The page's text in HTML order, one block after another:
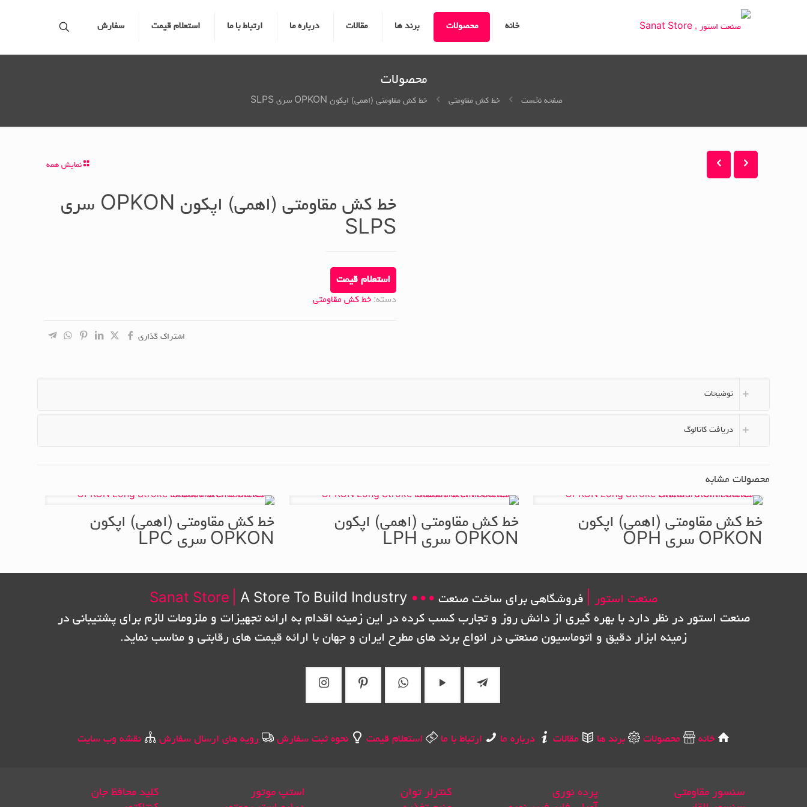
خانه محصولات برند ها مقالات درباره ما ارتباط با ما استعلام قیمت سفارش
محصولات
صفحه نخست خط کش مقاومتی خط کش مقاومتی (اهمی) اپکون OPKON سری SLPS
نمایش همه
خط کش مقاومتی (اهمی) اپکون OPKON سری
SLPS
استعلام قیمت
دسته: خط کش مقاومتی
اشتراک گذاری
توضیحات
دریافت کاتالوگ
محصولات مشابه
خط کش مقاومتی (اهمی) اپکون
OPKON سری OPH
خط کش مقاومتی (اهمی) اپکون
OPKON سری LPH
خط کش مقاومتی (اهمی) اپکون
OPKON سری LPC
صنعت استور | فروشگاهی برای ساخت صنعت •••
Sanat Store
A Store To Build Industry
صنعت استور در نظر دارد با بهره گیری از دانش روز و تجارب کسب کرده در این زمینه اقدام به ارائه تجهیزات و ملزومات لازم برای پشتیبانی در
زمینه ابزار دقیق و اتوماسیون صنعتی در انواع برند های مطرح ایران و جهان با ارائه قیمت های رقابتی و مناسب نماید.
خانه محصولات برند ها مقالات درباره ما ارتباط با ما استعلام قیمت نحوه ثبت سفارش رویه های ارسال سفارش نقشه وب سایت
سنسور مقاومتی
پرده نوری
کنترلر توان
استپ موتور
کلید محافظ جان